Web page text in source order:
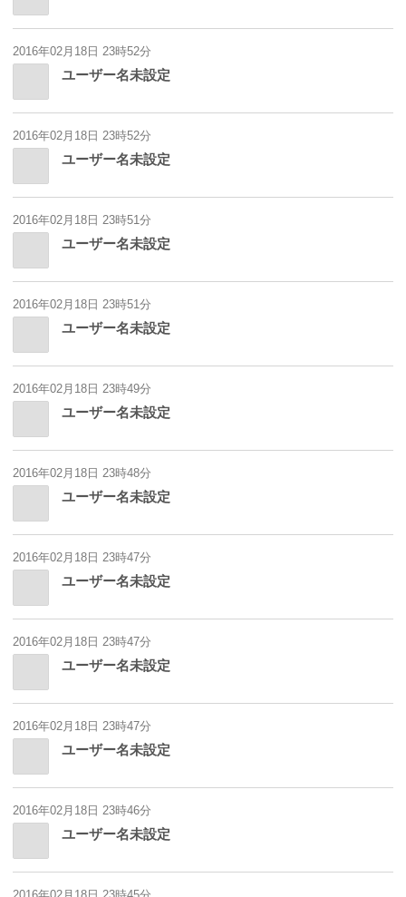
2016年02月18日 23時52分
ユーザー名未設定
2016年02月18日 23時52分
ユーザー名未設定
2016年02月18日 23時51分
ユーザー名未設定
2016年02月18日 23時51分
ユーザー名未設定
2016年02月18日 23時49分
ユーザー名未設定
2016年02月18日 23時48分
ユーザー名未設定
2016年02月18日 23時47分
ユーザー名未設定
2016年02月18日 23時47分
ユーザー名未設定
2016年02月18日 23時47分
ユーザー名未設定
2016年02月18日 23時46分
ユーザー名未設定